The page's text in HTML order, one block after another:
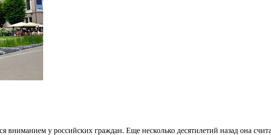
вниманием у российских граждан. Еще несколько десятилетий назад она